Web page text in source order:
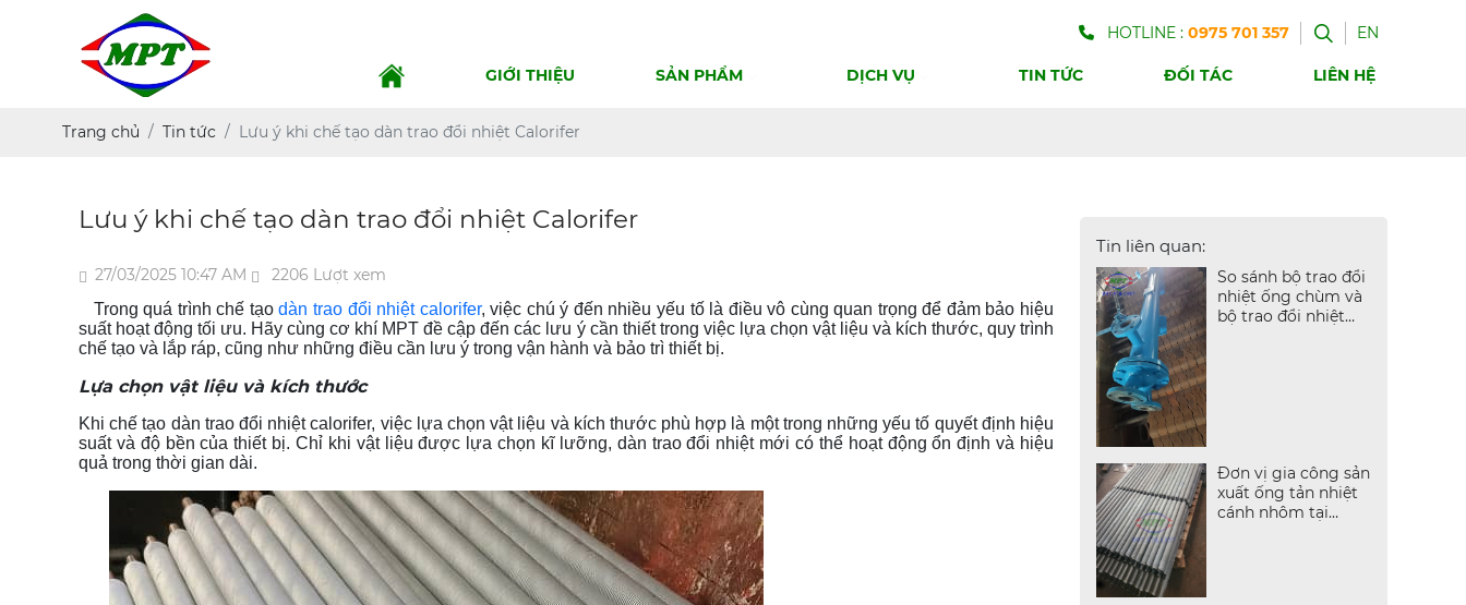
HOTLINE : 0975 701 357 EN
GIỚI THIỆU SẢN PHẨM DỊCH VỤ TIN TỨC ĐỐI TÁC LIÊN HỆ
Trang chủ Tin tức Lưu ý khi chế tạo dàn trao đổi nhiệt Calorifer
Lưu ý khi chế tạo dàn trao đổi nhiệt Calorifer
27/03/2025 10:47 AM 2206 Lượt xem
Trong quá trình chế tạodàn trao đổi nhiệt calorifer, việc chú ý đến nhiều yếu tố là điều vô cùng quan trọng để đảm bảo hiệu
suất hoạt động tối ưu. Hãy cùng cơ khí MPT đề cập đến các lưu ý cần thiết trong việc lựa chọn vật liệu và kích thước, quy trình
chế tạo và lắp ráp, cũng như những điều cần lưu ý trong vận hành và bảo trì thiết bị.
Lựa chọn vật liệu và kích thước
Khi chế tạo dàn trao đổi nhiệt calorifer, việc lựa chọn vật liệu và kích thước phù hợp là một trong những yếu tố quyết định hiệu
suất và độ bền của thiết bị. Chỉ khi vật liệu được lựa chọn kĩ lưỡng, dàn trao đổi nhiệt mới có thể hoạt động ổn định và hiệu
quả trong thời gian dài.
Tin liên quan:
So sánh bộ trao đổi
nhiệt ống chùm và
bộ trao đổi nhiệt
Đơn vị gia công sản
xuất ống tản nhiệt
cánh nhôm tại